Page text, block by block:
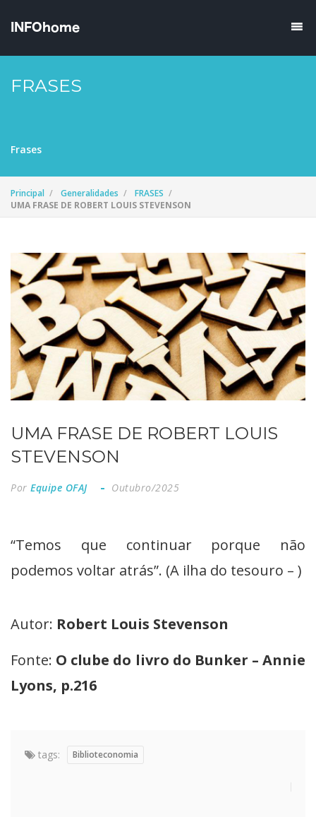
FRASES
Frases
Principal Generalidades
FRASES
UMA FRASE DE ROBERT LOUIS STEVENSON
UMA FRASE DE ROBERT LOUIS
STEVENSON
Por Equipe OFAJ Outubro/2025
“Temos que continuar porque não
podemos voltar atrás”. (A ilha do tesouro – )
Autor: Robert Louis Stevenson
Fonte: O clube do livro do Bunker – Annie
Lyons, p.216
tags: Biblioteconomia